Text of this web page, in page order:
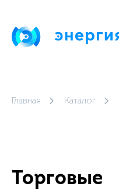
Главная Каталог
Торговые